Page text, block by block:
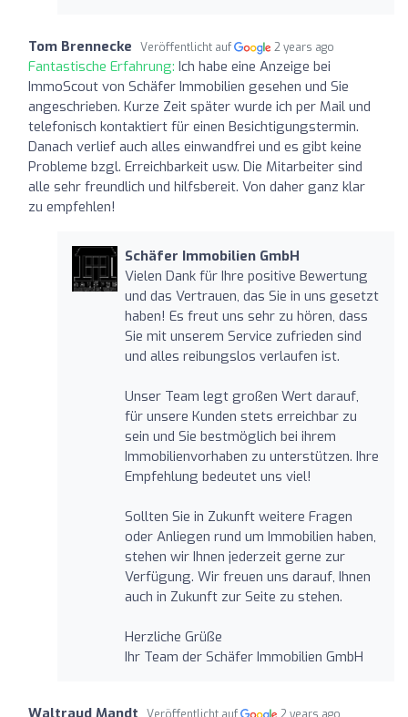
Tom Brennecke Veröffentlicht auf 2 years ago
Fantastische Erfahrung: Ich habe eine Anzeige bei
ImmoScout von Schäfer Immobilien gesehen und Sie
angeschrieben. Kurze Zeit später wurde ich per Mail und
telefonisch kontaktiert für einen Besichtigungstermin.
Danach verlief auch alles einwandfrei und es gibt keine
Probleme bzgl. Erreichbarkeit usw. Die Mitarbeiter sind
alle sehr freundlich und hilfsbereit. Von daher ganz klar
zu empfehlen!
Schäfer Immobilien GmbH
Vielen Dank für Ihre positive Bewertung
und das Vertrauen, das Sie in uns gesetzt
haben! Es freut uns sehr zu hören, dass
Sie mit unserem Service zufrieden sind
und alles reibungslos verlaufen ist.
Unser Team legt großen Wert darauf,
für unsere Kunden stets erreichbar zu
sein und Sie bestmöglich bei ihrem
Immobilienvorhaben zu unterstützen. Ihre
Empfehlung bedeutet uns viel!
Sollten Sie in Zukunft weitere Fragen
oder Anliegen rund um Immobilien haben,
stehen wir Ihnen jederzeit gerne zur
Verfügung. Wir freuen uns darauf, Ihnen
auch in Zukunft zur Seite zu stehen.
Herzliche Grüße
Ihr Team der Schäfer Immobilien GmbH
Waltraud Mandt Veröffentlicht auf 2 years ago